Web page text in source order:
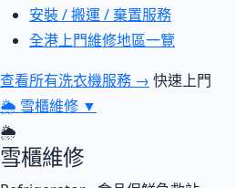
安裝 / 搬運 / 棄置服務
全港上門維修地區一覽
查看所有洗衣機服務 → 快速上門
🌦 雪櫃維修 ▼
🌦
雪櫃維修